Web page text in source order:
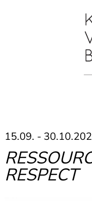
15.09. -
RESPECT